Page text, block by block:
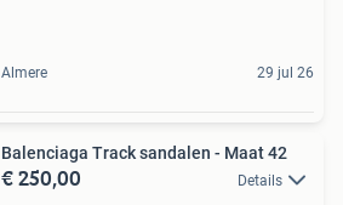
Almere 29 jul 26
Balenciaga Track sandalen - Maat 42
€ 250,00 Details